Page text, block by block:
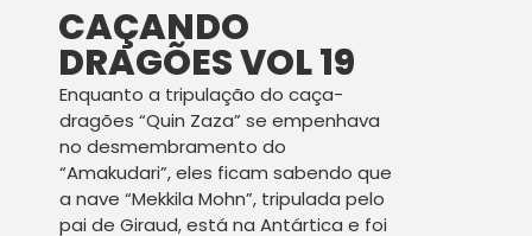
CAÇANDO
DRAGÕES VOL 19
Enquanto a tripulação do caça-
dragões “Quin Zaza” se empenhava
no desmembramento do
“Amakudari”, eles ficam sabendo que
a nave “Mekkila Mohn”, tripulada pelo
pai de Giraud, está na Antártica e foi